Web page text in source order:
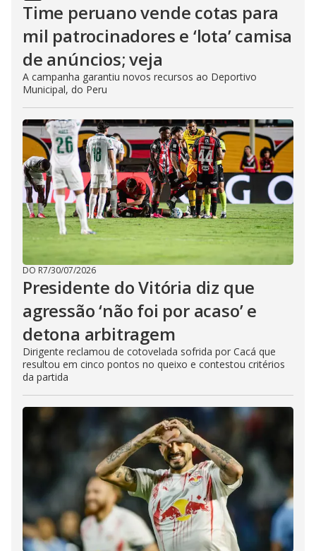
Time peruano vende cotas para
mil patrocinadores e ‘lota’ camisa
de anúncios; veja
A campanha garantiu novos recursos ao Deportivo
Municipal, do Peru
DO R7/30/07/2026
Presidente do Vitória diz que
agressão ‘não foi por acaso’ e
detona arbitragem
Dirigente reclamou de cotovelada sofrida por Cacá que
resultou em cinco pontos no queixo e contestou critérios
da partida